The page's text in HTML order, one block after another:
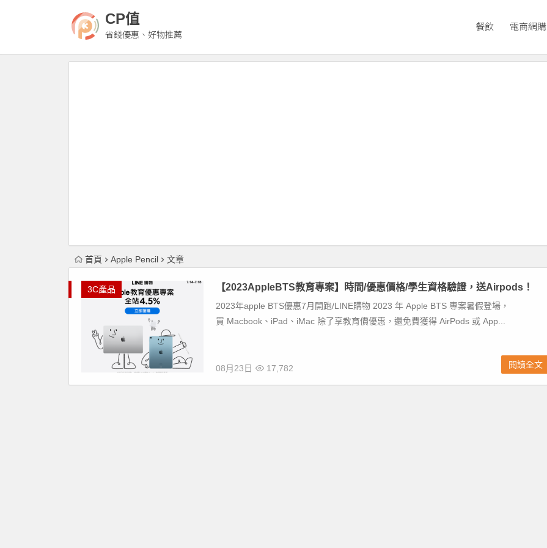
CP值
省錢優惠、好物推薦
餐飲 電商網購
首頁 Apple Pencil 文章
3C產品 【2023AppleBTS教育專案】時間/優惠價格/學生資格驗證，送Airpods！
2023年apple BTS優惠7月開跑/LINE購物 2023 年 Apple BTS 專案暑假登場，
買 Macbook、iPad、iMac 除了享教育價優惠，還免費獲得 AirPods 或 App...
08月23日 17,782 閱讀全文